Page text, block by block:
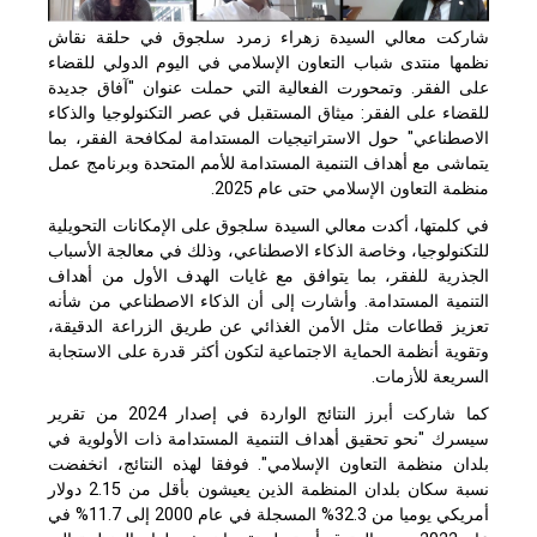
شاركت معالي السيدة زهراء زمرد سلجوق في حلقة نقاش
نظمها منتدى شباب التعاون الإسلامي في اليوم الدولي للقضاء
على الفقر. وتمحورت الفعالية التي حملت عنوان "آفاق جديدة
للقضاء على الفقر: ميثاق المستقبل في عصر التكنولوجيا والذكاء
الاصطناعي" حول الاستراتيجيات المستدامة لمكافحة الفقر، بما
يتماشى مع أهداف التنمية المستدامة للأمم المتحدة وبرنامج عمل
منظمة التعاون الإسلامي حتى عام 2025.
في كلمتها، أكدت معالي السيدة سلجوق على الإمكانات التحويلية
للتكنولوجيا، وخاصة الذكاء الاصطناعي، وذلك في معالجة الأسباب
الجذرية للفقر، بما يتوافق مع غايات الهدف الأول من أهداف
التنمية المستدامة. وأشارت إلى أن الذكاء الاصطناعي من شأنه
تعزيز قطاعات مثل الأمن الغذائي عن طريق الزراعة الدقيقة،
وتقوية أنظمة الحماية الاجتماعية لتكون أكثر قدرة على الاستجابة
السريعة للأزمات.
كما شاركت أبرز النتائج الواردة في إصدار 2024 من تقرير
سيسرك "نحو تحقيق أهداف التنمية المستدامة ذات الأولوية في
بلدان منظمة التعاون الإسلامي". فوفقا لهذه النتائج، انخفضت
نسبة سكان بلدان المنظمة الذين يعيشون بأقل من 2.15 دولار
أمريكي يوميا من 32.3% المسجلة في عام 2000 إلى 11.7% في